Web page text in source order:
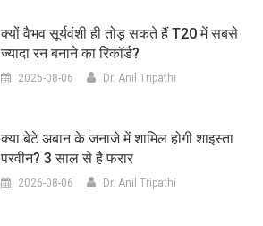
क्यों वैभव सूर्यवंशी ही तोड़ सकते हैं T20 में सबसे
ज्यादा रन बनाने का रिकॉर्ड?
2026-08-06 Dr. Anil Tripathi
क्या बेटे अबान के जनाजे में शामिल होगी शाइस्ता
परवीन? 3 साल से है फरार
2026-08-06 Dr. Anil Tripathi